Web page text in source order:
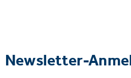
Newsletter-